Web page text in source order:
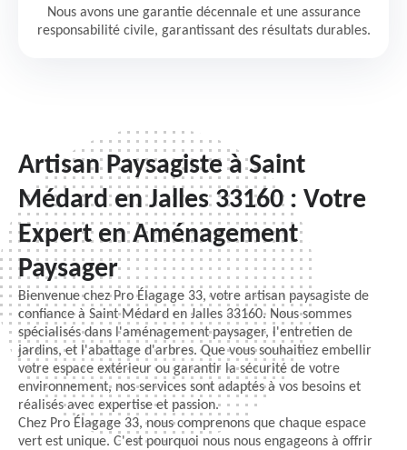
Nous avons une garantie décennale et une assurance
responsabilité civile, garantissant des résultats durables.
Artisan Paysagiste à Saint
Médard en Jalles 33160 : Votre
Expert en Aménagement
Paysager
Bienvenue chez Pro Élagage 33, votre artisan paysagiste de
confiance à Saint Médard en Jalles 33160. Nous sommes
spécialisés dans l'aménagement paysager, l'entretien de
jardins, et l'abattage d'arbres. Que vous souhaitiez embellir
votre espace extérieur ou garantir la sécurité de votre
environnement, nos services sont adaptés à vos besoins et
réalisés avec expertise et passion.
Chez Pro Élagage 33, nous comprenons que chaque espace
vert est unique. C'est pourquoi nous nous engageons à offrir